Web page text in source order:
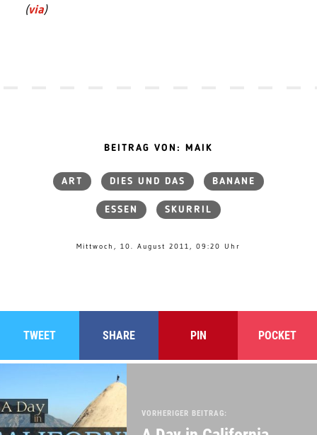
(via)
BEITRAG VON: MAIK
ART DIES UND DAS BANANE
ESSEN SKURRIL
Mittwoch, 10. August 2011, 09:20 Uhr
TWEET SHARE PIN POCKET
VORHERIGER BEITRAG: